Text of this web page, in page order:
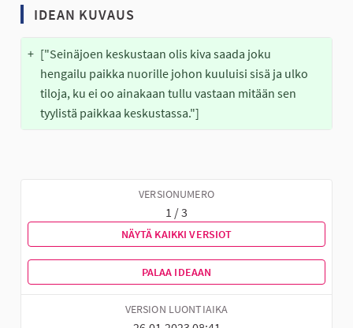
IDEAN KUVAUS
+ ["Seinäjoen keskustaan olis kiva saada joku
hengailu paikka nuorille johon kuuluisi sisä ja ulko
tiloja, ku ei oo ainakaan tullu vastaan mitään sen
tyylistä paikkaa keskustassa."]
VERSIONUMERO
1 / 3
NÄYTÄ KAIKKI VERSIOT
PALAA IDEAAN
VERSION LUONTIAIKA